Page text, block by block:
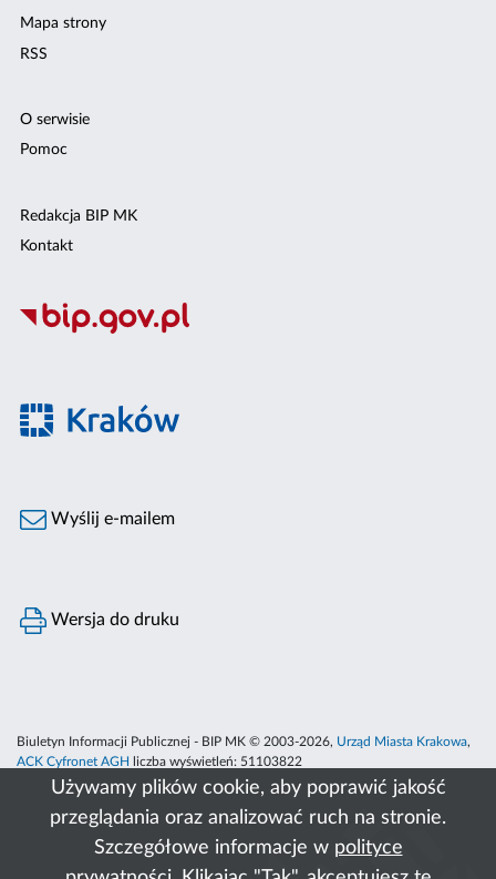
Używamy plików cookie, aby poprawić jakość
przeglądania oraz analizować ruch na stronie.
Szczegółowe informacje w polityce
Mapa strony
RSS
O serwisie
Pomoc
Redakcja BIP MK
Kontakt
Wyślij e-mailem
Wersja do druku
Biuletyn Informacji Publicznej - BIP MK © 2003-2026, Urząd Miasta Krakowa,
ACK Cyfronet AGH
liczba wyświetleń: 51103822